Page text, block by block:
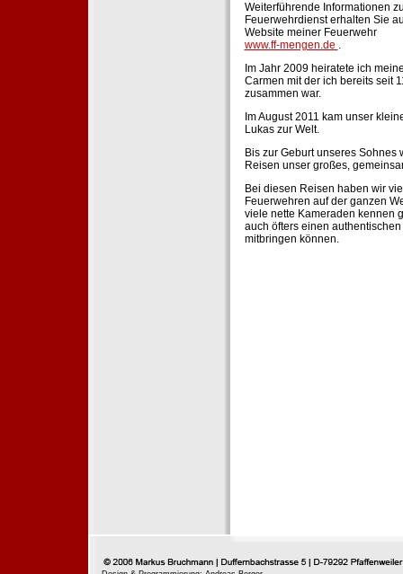
Weiterführende Informationen
Feuerwehrdienst erhalten Sie
Website meiner Feuerwehr
www.ff-mengen.de .
Im Jahr 2009 heiratete ich
Carmen mit der ich bereits seit
zusammen war.
Im August 2011 kam unser
Lukas zur Welt.
Bis zur Geburt unseres Sohnes
Reisen unser großes,
Bei diesen Reisen haben wir
Feuerwehren auf der ganzen
viele nette Kameraden kennen
auch öfters einen
mitbringen können.